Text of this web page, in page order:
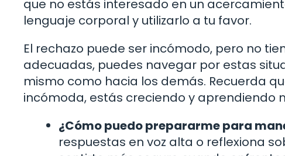
que no estás interesado en un
lenguaje corporal y utilizarlo a tu favor.
El rechazo puede ser incómodo, pero no
adecuadas, puedes navegar por estas
mismo como hacia los demás. Recuerda
incómoda, estás creciendo y aprendiendo
¿Cómo puedo prepararme para
respuestas en voz alta o reflexiona